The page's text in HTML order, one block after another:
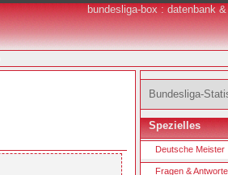
bundesliga-box : datenbank
Bundesliga-
Spezielles
Deutsche Meister
Fragen &